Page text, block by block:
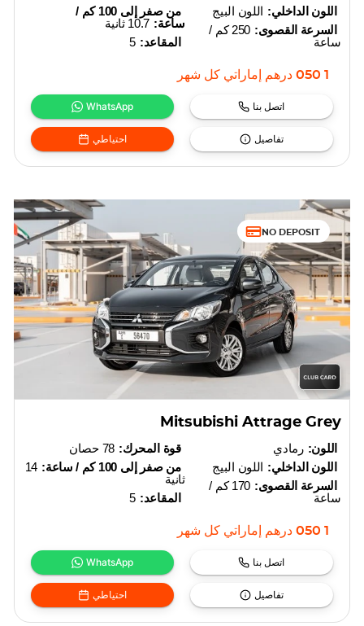
من صفر إلى 100 كم /
ساعة: 10.7 ثانية
المقاعد: 5
اللون الداخلي: اللون البيج
السرعة القصوى:
250 كم /
ساعة
1 050 درهم إماراتي كل شهر
WhatsApp اتصل بنا
احتياطي تفاصيل
NO DEPOSIT
Mitsubishi Attrage Grey
قوة المحرك: 78 حصان
من صفر إلى 100 كم / ساعة:
14
ثانية
المقاعد: 5
اللون: رمادي
اللون الداخلي: اللون البيج
السرعة القصوى:
170 كم /
ساعة
1 050 درهم إماراتي كل شهر
WhatsApp اتصل بنا
احتياطي تفاصيل